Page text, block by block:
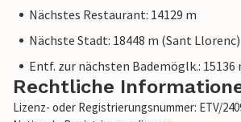
Nächstes Restaurant: 14129 m
Nächste Stadt: 18448 m (Sant Llorenc)
Entf. zur nächsten Bademöglk.: 15136
Rechtliche
Lizenz- oder Registrierungsnummer: ETV/